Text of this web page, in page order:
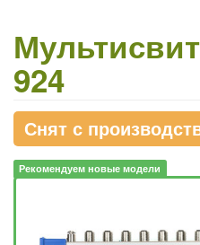
924
Снят с
Рекомендуем новые модели